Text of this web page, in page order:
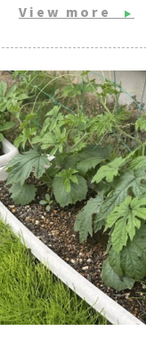
View more ▶